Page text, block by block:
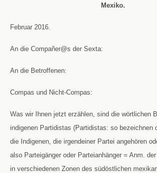
Mexiko.
Februar 2016.
An die Compañer@s der Sexta:
An die Betroffenen:
Compas und Nicht-Compas:
Was wir Ihnen jetzt erzählen, sind die wörtlichen
indigenen Partidistas (Partidistas: so bezeichnen
die Indigenen, die irgendeiner Partei angehören
also Parteigänger oder Parteianhänger = Anm.
in verschiedenen Zonen des südöstlichen